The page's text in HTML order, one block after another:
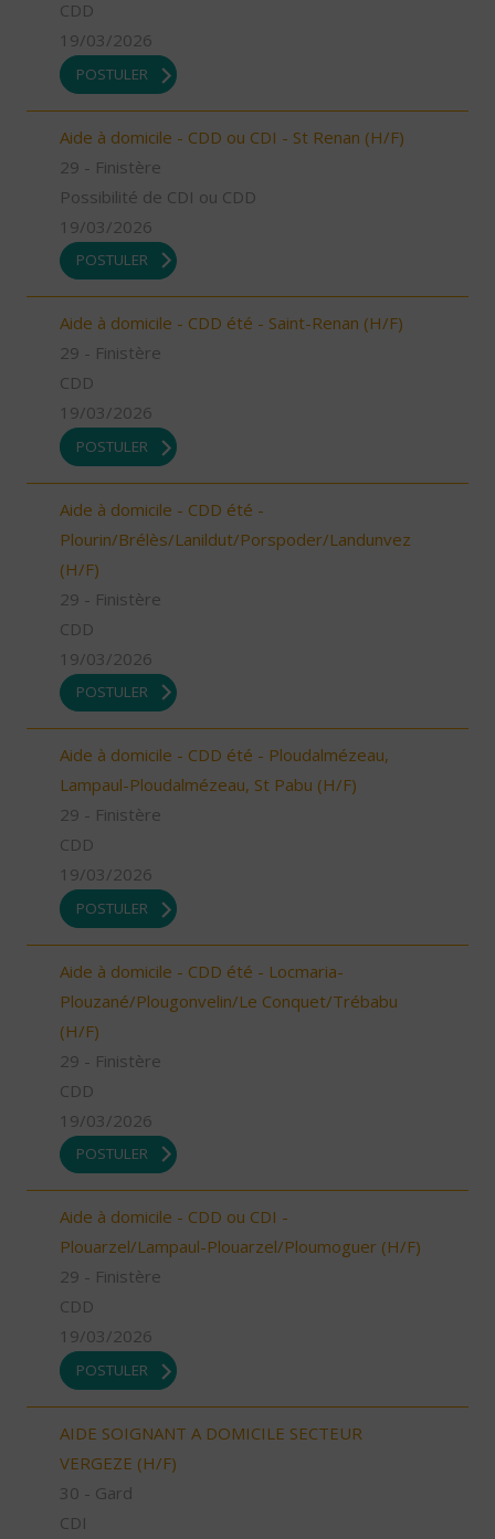
CDD
19/03/2026
POSTULER
Aide à domicile - CDD ou CDI - St Renan (H/F)
29 - Finistère
Possibilité de CDI ou CDD
19/03/2026
POSTULER
Aide à domicile - CDD été - Saint-Renan (H/F)
29 - Finistère
CDD
19/03/2026
POSTULER
Aide à domicile - CDD été -
Plourin/Brélès/Lanildut/Porspoder/Landunvez
(H/F)
29 - Finistère
CDD
19/03/2026
POSTULER
Aide à domicile - CDD été - Ploudalmézeau,
Lampaul-Ploudalmézeau, St Pabu (H/F)
29 - Finistère
CDD
19/03/2026
POSTULER
Aide à domicile - CDD été - Locmaria-
Plouzané/Plougonvelin/Le Conquet/Trébabu
(H/F)
29 - Finistère
CDD
19/03/2026
POSTULER
Aide à domicile - CDD ou CDI -
Plouarzel/Lampaul-Plouarzel/Ploumoguer (H/F)
29 - Finistère
CDD
19/03/2026
POSTULER
AIDE SOIGNANT A DOMICILE SECTEUR
VERGEZE (H/F)
30 - Gard
CDI